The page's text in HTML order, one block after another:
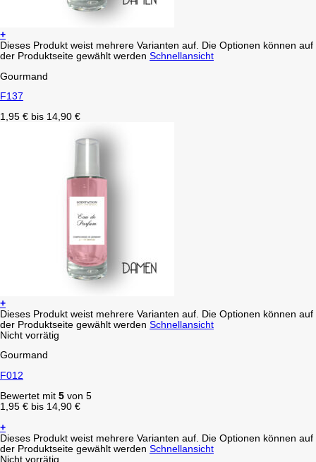
+
Dieses Produkt weist mehrere Varianten auf. Die Optionen können auf
der Produktseite gewählt werden Schnellansicht
Gourmand
F137
1,95 € bis 14,90 €
+
Dieses Produkt weist mehrere Varianten auf. Die Optionen können auf
der Produktseite gewählt werden Schnellansicht
Nicht vorrätig
Gourmand
F012
Bewertet mit 5 von 5
1,95 € bis 14,90 €
+
Dieses Produkt weist mehrere Varianten auf. Die Optionen können auf
der Produktseite gewählt werden Schnellansicht
Nicht vorrätig